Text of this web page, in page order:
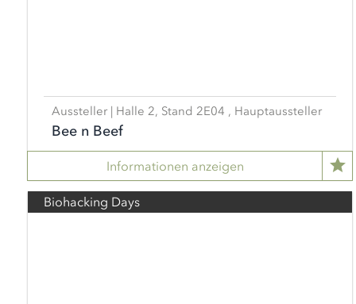
Aussteller | Halle 2, Stand 2E04 , Hauptaussteller
Bee n Beef
Informationen anzeigen
Biohacking Days